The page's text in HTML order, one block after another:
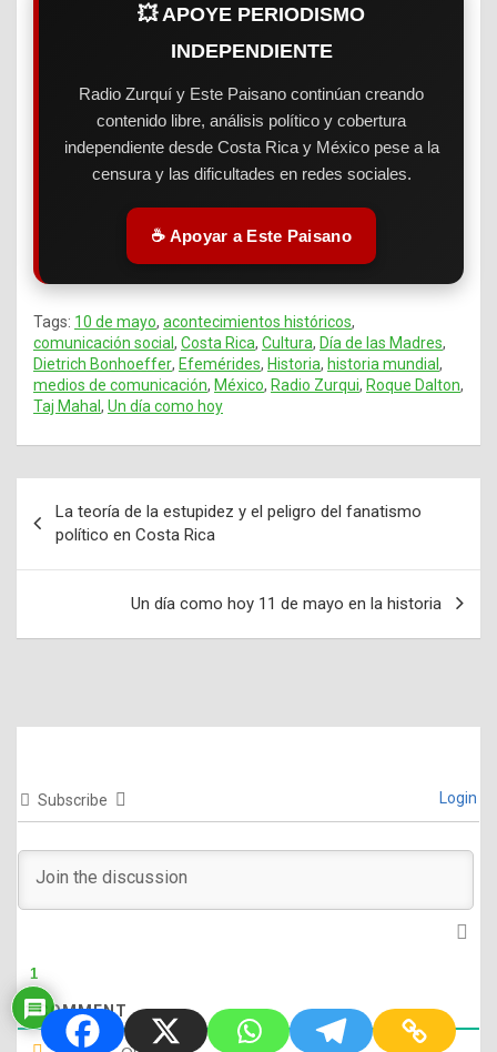
💥 APOYE PERIODISMO
INDEPENDIENTE
Radio Zurquí y Este Paisano continúan creando
contenido libre, análisis político y cobertura
independiente desde Costa Rica y México pese a la
censura y las dificultades en redes sociales.
☕ Apoyar a Este Paisano
Tags: 10 de mayo, acontecimientos históricos,
comunicación social , Costa Rica, Cultura, Día de las Madres,
Dietrich Bonhoeffer, Efemérides, Historia, historia mundial ,
medios de comunicación, México, Radio Zurqui, Roque Dalton,
Taj Mahal , Un día como hoy
Navegación
de
entradas
La teoría de la estupidez y el peligro del fanatismo
político en Costa Rica
Un día como hoy 11 de mayo en la historia
Subscribe Login
1COMMENT
1